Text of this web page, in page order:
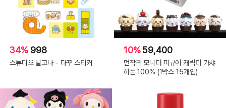
34% 998
스튜디오 달고나 - 다꾸 스티커
10%59,400
먼작귀 모니터 피규어 캐릭터 가챠
히든 100% (1박스 15개입)